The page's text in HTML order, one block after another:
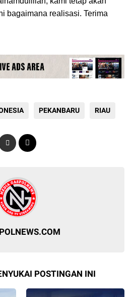
bagaimana realisasi. Terima
PEKANBARU RIAU
POSTINGAN INI